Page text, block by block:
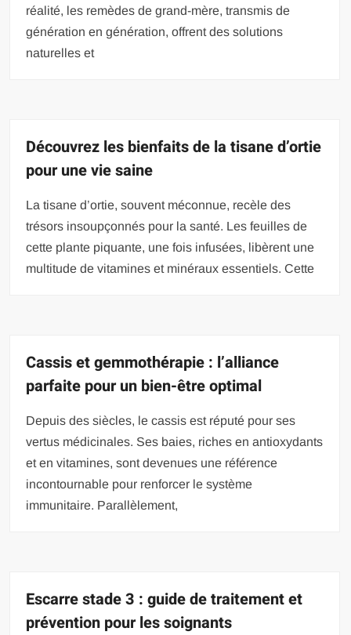
réalité, les remèdes de grand-mère, transmis de
génération en génération, offrent des solutions
naturelles et
Découvrez les bienfaits de la tisane d’ortie
pour une vie saine
La tisane d’ortie, souvent méconnue, recèle des
trésors insoupçonnés pour la santé. Les feuilles de
cette plante piquante, une fois infusées, libèrent une
multitude de vitamines et minéraux essentiels. Cette
Cassis et gemmothérapie : l’alliance
parfaite pour un bien-être optimal
Depuis des siècles, le cassis est réputé pour ses
vertus médicinales. Ses baies, riches en antioxydants
et en vitamines, sont devenues une référence
incontournable pour renforcer le système
immunitaire. Parallèlement,
Escarre stade 3 : guide de traitement et
prévention pour les soignants